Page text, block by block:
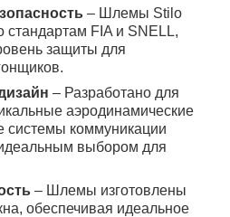
– Шлемы Stilo
FIA и SNELL,
защиты для
– Разработано для
аэродинамические
коммуникации
выбором для
– Шлемы изготовлены
обеспечивая идеальное